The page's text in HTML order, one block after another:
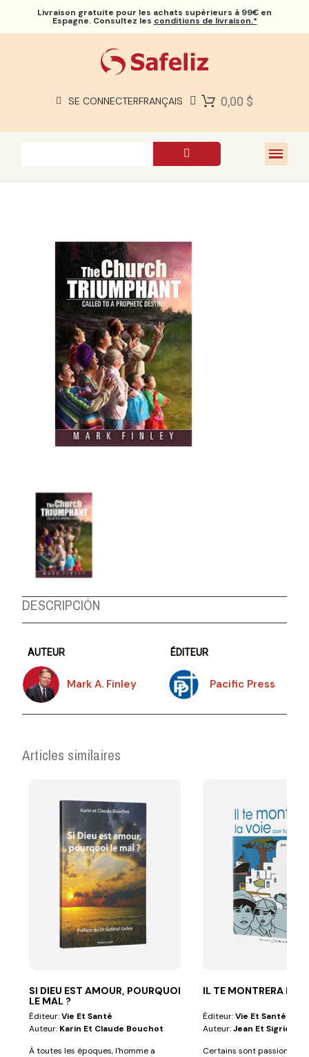
Livraison gratuite pour les achats supérieurs à 99€ en
Espagne. Consultez les conditions de livraison.*
SE CONNECTERFRANÇAIS 0,00 $
À PROPOS DE NOUS
DESCRIPCIÓN
AUTEUR
Mark A. Finley
ÉDITEUR
Pacific Press
Articles similaires
SI DIEU EST AMOUR, POURQUOI
LE MAL ?
Éditeur:Vie Et Santé
Auteur: Karin Et Claude Bouchot
À toutes les époques, l'homme a
IL TE MONTRERA LA
Éditeur:Vie Et Santé
Auteur:Jean Et Sigrid
Certains sont passionnés